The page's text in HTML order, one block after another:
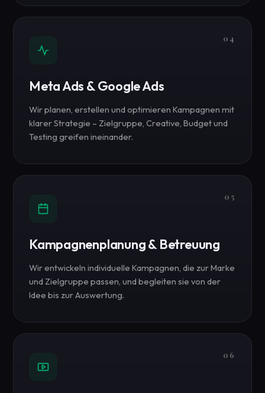
04
Meta Ads & Google Ads
Wir planen, erstellen und optimieren Kampagnen mit
klarer Strategie – Zielgruppe, Creative, Budget und
Testing greifen ineinander.
05
Kampagnenplanung & Betreuung
Wir entwickeln individuelle Kampagnen, die zur Marke
und Zielgruppe passen, und begleiten sie von der
Idee bis zur Auswertung.
06